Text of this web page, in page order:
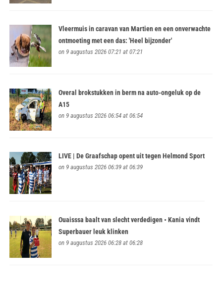
Vleermuis in caravan van Martien en een onverwachte
ontmoeting met een das: 'Heel bijzonder'
on 9 augustus 2026 07:21 at 07:21
Overal brokstukken in berm na auto-ongeluk op de
A15
on 9 augustus 2026 06:54 at 06:54
LIVE | De Graafschap opent uit tegen Helmond Sport
on 9 augustus 2026 06:39 at 06:39
Ouaisssa baalt van slecht verdedigen • Kania vindt
Superbauer leuk klinken
on 9 augustus 2026 06:28 at 06:28